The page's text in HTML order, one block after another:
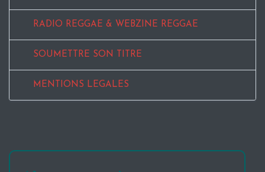
RADIO REGGAE & WEBZINE REGGAE
SOUMETTRE SON TITRE
MENTIONS LEGALES